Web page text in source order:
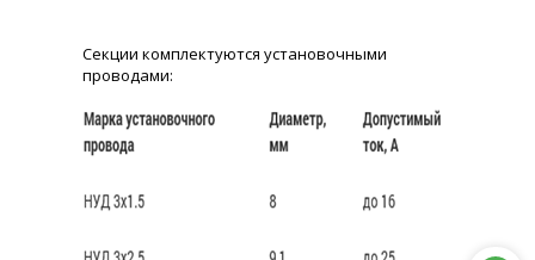
Секции комплектуются установочными
проводами: